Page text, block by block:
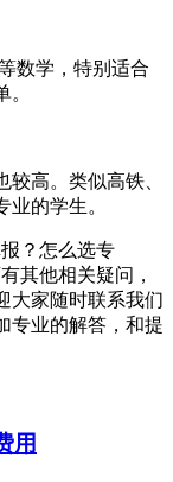
数学，特别适合
高。类似高铁、
的学生。
？怎么选专
其他相关疑问，
大家随时联系我们
专业的解答，和提
用